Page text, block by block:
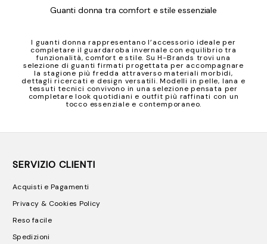
Guanti donna tra comfort e stile essenziale
I guanti donna rappresentano l’accessorio ideale per
completare il guardaroba invernale con equilibrio tra
funzionalità, comfort e stile. Su H-Brands trovi una
selezione di guanti firmati progettata per accompagnare
la stagione più fredda attraverso materiali morbidi,
dettagli ricercati e design versatili. Modelli in pelle, lana e
tessuti tecnici convivono in una selezione pensata per
completare look quotidiani e outfit più raffinati con un
tocco essenziale e contemporaneo.
SERVIZIO CLIENTI
Acquisti e Pagamenti
Privacy & Cookies Policy
Reso facile
Spedizioni